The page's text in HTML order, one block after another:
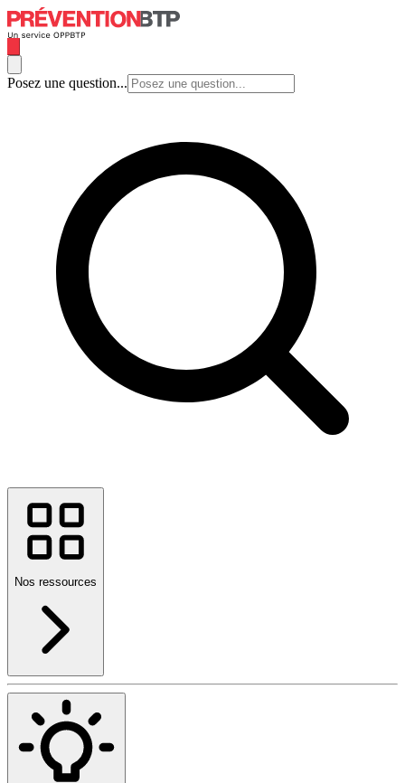
Posez une question...
Nos ressources